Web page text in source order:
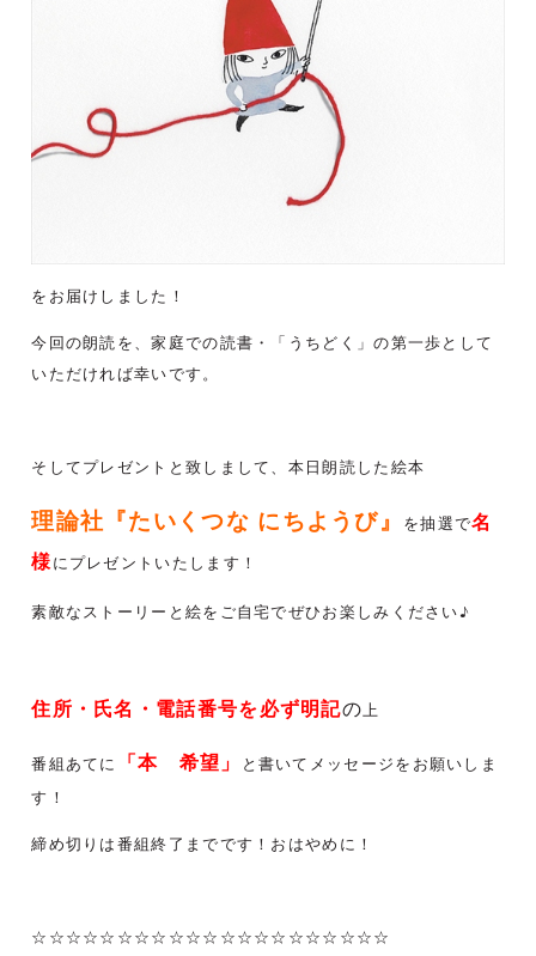
をお届けしました！
今回の朗読を、家庭での読書・「うちどく」の第一歩として
いただければ幸いです。
そしてプレゼントと致しまして、本日朗読した絵本
理論社『たいくつな にちようび』 を抽選で名
様にプレゼントいたします！
素敵なストーリーと絵をご自宅でぜひお楽しみください♪
住所・氏名・電話番号を必ず明記の上
番組あてに 「本 希望」
と書いてメッセージをお願いしま
す！
締め切りは番組終了までです！おはやめに！
☆☆☆☆☆☆☆☆☆☆☆☆☆☆☆☆☆☆☆☆☆